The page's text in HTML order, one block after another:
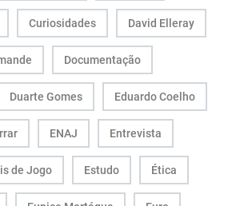
Curiosidades David Elleray
Documentação
Duarte Gomes Eduardo Coelho
ENAJ Entrevista
de Jogo Estudo Ética